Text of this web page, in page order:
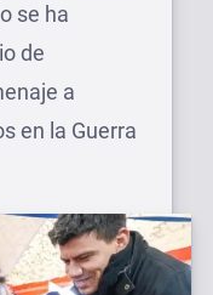
se ha
de
a
en la Guerra